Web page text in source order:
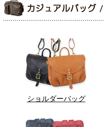
ショルダーバッグ